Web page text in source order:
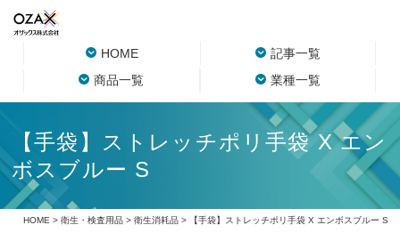
HOME
記事一覧
商品一覧
業種一覧
【手袋】ストレッチポリ手袋 X エン
ボスブルー S
HOME > 衛生・検査用品> 衛生消耗品> 【手袋】ストレッチポリ手袋 X エンボスブルー S